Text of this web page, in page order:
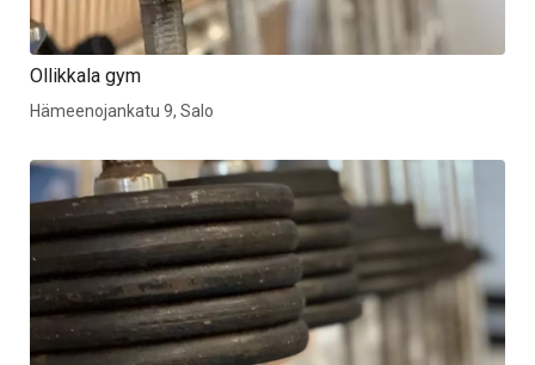
Ollikkala gym
Hämeenojankatu 9, Salo